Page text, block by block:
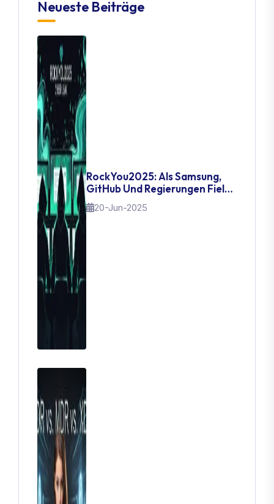
Neueste Beiträge
RockYou2025: Als Samsung,
GitHub Und Regierungen Fielen
– Der Tag, An Dem 16 Milliarden
Passwörter Entkamen
20-Jun-2025